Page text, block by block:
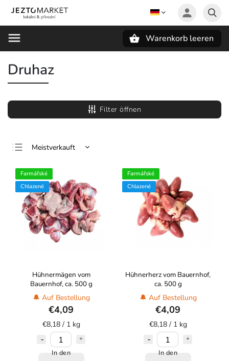
Warenkorb leeren
Druhaz
Filter öffnen
Meistverkauft
Teuerste
Alphabetisch
Farmářské
Chlazené
Hühnermägen vom
Bauernhof, ca. 500 g
🔔 Auf Bestellung
€4,09
€8,18 / 1 kg
In den
Farmářské
Chlazené
Hühnerherz vom Bauernhof,
ca. 500 g
🔔 Auf Bestellung
€4,09
€8,18 / 1 kg
In den